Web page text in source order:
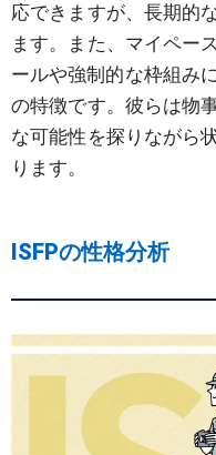
応できますが、長期的
ます。また、マイペー
ールや強制的な枠組み
の特徴です。彼らは物
な可能性を探りながら
ります。
ISFPの性格分析